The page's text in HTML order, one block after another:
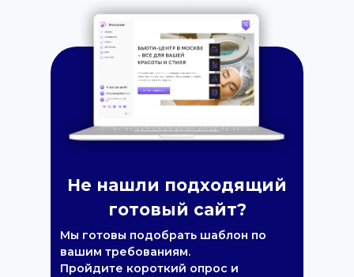
Не нашли подходящий
готовый сайт?
Мы готовы подобрать шаблон по
вашим требованиям.
Пройдите короткий опрос и